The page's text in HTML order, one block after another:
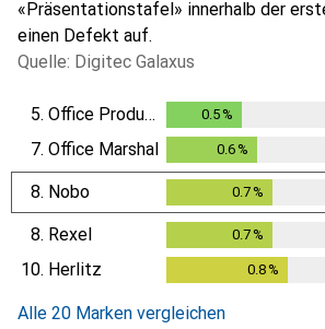
«Präsentationstafel» innerhalb der
einen Defekt auf.
Quelle: Digitec Galaxus
5. Office Products 0.5 %
7. Office Marshal 0.6 %
8. Nobo 0.7 %
8. Rexel 0.7 %
10. Herlitz 0.8 %
Alle 20 Marken vergleichen